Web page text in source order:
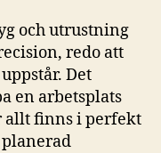
och utrustning
redo att
Det
en arbetsplats
allt finns i perfekt